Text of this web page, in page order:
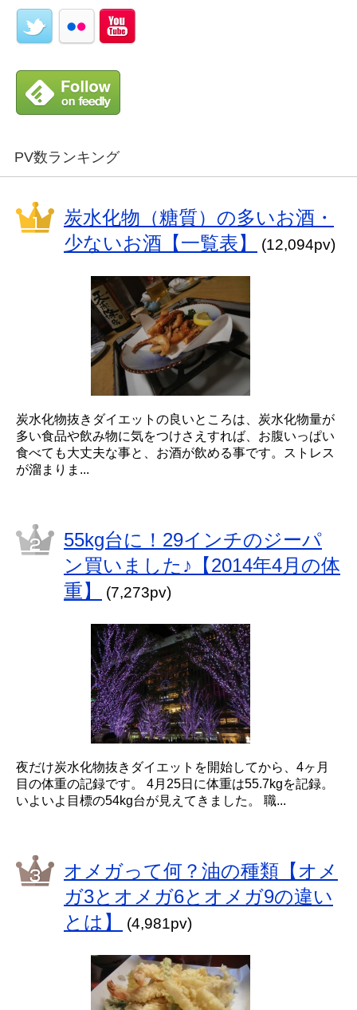
PV数ランキング
炭水化物（糖質）の多いお酒・
少ないお酒【一覧表】
(12,094pv)
炭水化物抜きダイエットの良いところは、炭水化物量が
多い食品や飲み物に気をつけさえすれば、お腹いっぱい
食べても大丈夫な事と、お酒が飲める事です。ストレス
が溜まりま...
55kg台に！29インチのジーパ
ン買いました♪【2014年4月の体
重】
(7,273pv)
夜だけ炭水化物抜きダイエットを開始してから、4ヶ月
目の体重の記録です。 4月25日に体重は55.7kgを記録。
いよいよ目標の54kg台が見えてきました。 職...
オメガって何？油の種類【オメ
ガ3とオメガ6とオメガ9の違い
とは】
(4,981pv)